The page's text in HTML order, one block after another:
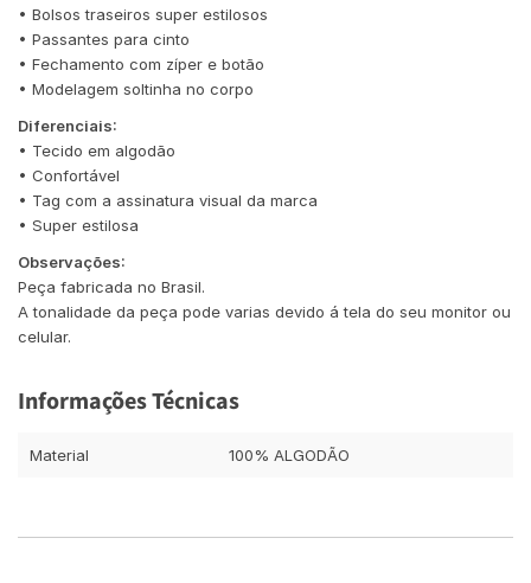
• Bolsos traseiros super estilosos
• Passantes para cinto
• Fechamento com zíper e botão
• Modelagem soltinha no corpo
Diferenciais:
• Tecido em algodão
• Confortável
• Tag com a assinatura visual da marca
• Super estilosa
Observações:
Peça fabricada no Brasil.
A tonalidade da peça pode varias devido á tela do seu monitor ou
celular.
Informações Técnicas
Material 100% ALGODÃO